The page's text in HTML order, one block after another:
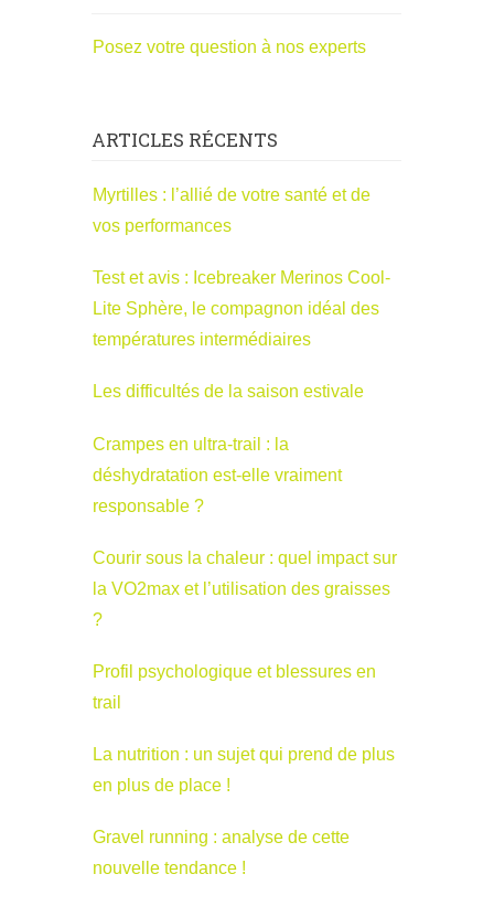
Posez votre question à nos experts
ARTICLES RÉCENTS
Myrtilles : l’allié de votre santé et de
vos performances
Test et avis : Icebreaker Merinos Cool-
Lite Sphère, le compagnon idéal des
températures intermédiaires
Les difficultés de la saison estivale
Crampes en ultra-trail : la
déshydratation est-elle vraiment
responsable ?
Courir sous la chaleur : quel impact sur
la VO2max et l’utilisation des graisses
?
Profil psychologique et blessures en
trail
La nutrition : un sujet qui prend de plus
en plus de place !
Gravel running : analyse de cette
nouvelle tendance !